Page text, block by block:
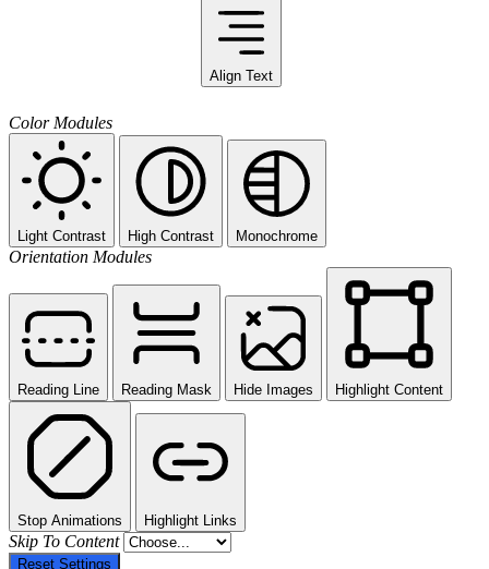
Align Text
Color Modules
Light Contrast High Contrast Monochrome
Orientation Modules
Reading Line Reading Mask Hide Images Highlight Content
Stop Animations Highlight Links
Skip To Content
Reset Settings